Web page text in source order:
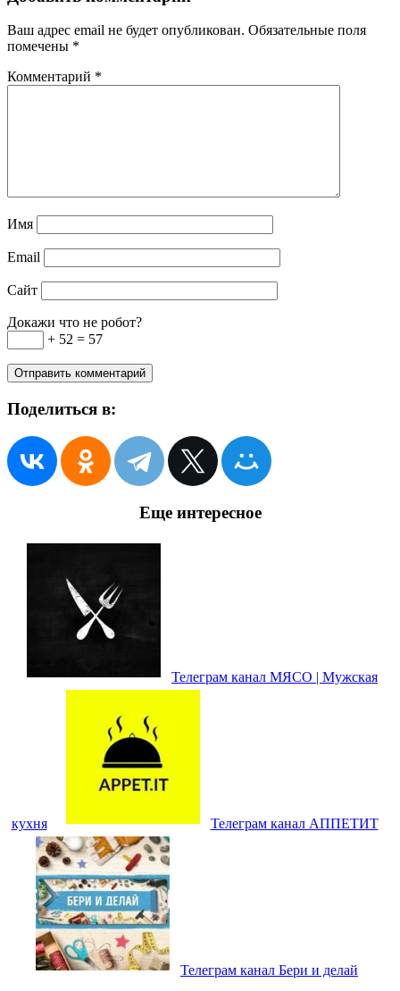
Ваш адрес email не будет опубликован. Обязательные поля
помечены *
Комментарий *
Имя
Email
Сайт
Докажи что не робот?
+ 52 = 57
Поделиться в:
Еще интересное
Телеграм канал МЯСО | Мужская
кухня Телеграм канал АППЕТИТ
Телеграм канал Бери и делай